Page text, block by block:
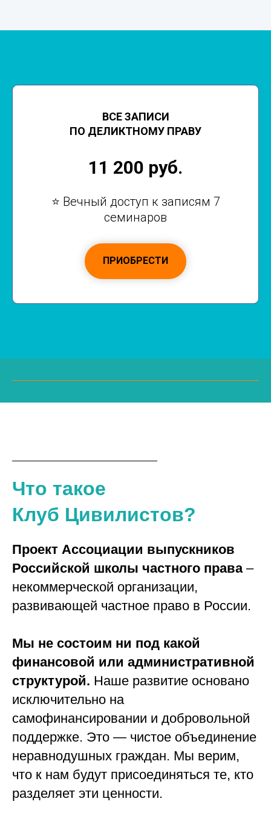
ВСЕ ЗАПИСИ
ПО ДЕЛИКТНОМУ ПРАВУ
11 200 руб.
⭐ Вечный доступ к записям 7
семинаров
ПРИОБРЕСТИ
Что такое
Клуб Цивилистов?
Проект Ассоциации выпускников
Российской школы частного права–
некоммерческой организации,
развивающей частное право в России.
Мы не состоим ни под какой
финансовой или административной
структурой. Наше развитие основано
исключительно на
самофинансировании и добровольной
поддержке. Это — чистое объединение
неравнодушных граждан. Мы верим,
что к нам будут присоединяться те, кто
разделяет эти ценности.